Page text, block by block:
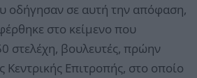
οδήγησαν σε αυτή την απόφαση,
στο κείμενο που
στελέχη, βουλευτές, πρώην
Κεντρικής Επιτροπής, στο οποίο